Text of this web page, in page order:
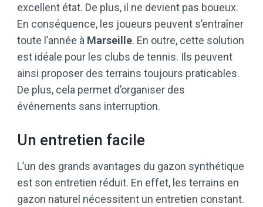
excellent état. De plus, il ne devient pas boueux.
En conséquence, les joueurs peuvent s’entraîner
toute l’année à Marseille. En outre, cette solution
est idéale pour les clubs de tennis. Ils peuvent
ainsi proposer des terrains toujours praticables.
De plus, cela permet d’organiser des
événements sans interruption.
Un entretien facile
L’un des grands avantages du gazon synthétique
est son entretien réduit. En effet, les terrains en
gazon naturel nécessitent un entretien constant.